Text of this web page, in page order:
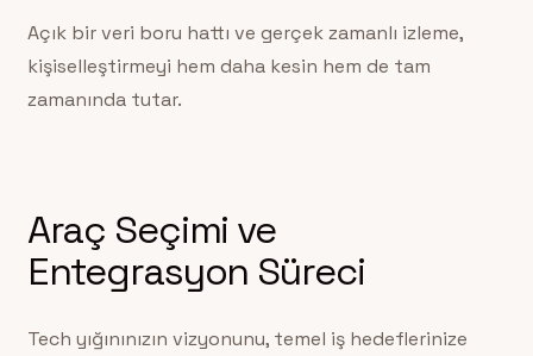
Açık bir veri boru hattı ve gerçek zamanlı izleme,
kişiselleştirmeyi hem daha kesin hem de tam
zamanında tutar.
Araç Seçimi ve
Entegrasyon Süreci
Tech yığınınızın vizyonunu, temel iş hedeflerinize